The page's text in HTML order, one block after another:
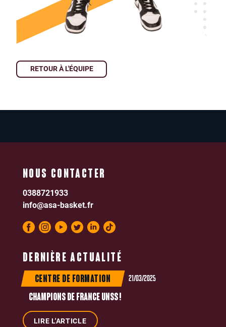
RETOUR À L'ÉQUIPE
DERNIÈRE ACTUALITÉ
CENTRE DE FORMATION 21/03/2025
CHAMPIONS DE FRANCE UNSS !
LIRE L'ARTICLE
NOUS CONTACTER
0388721933
info@asa-basket.fr